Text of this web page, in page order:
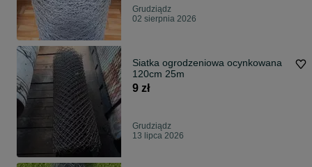
Grudziądz
02 sierpnia 2026
Siatka ogrodzeniowa ocynkowana
120cm 25m
9 zł
Grudziądz
13 lipca 2026